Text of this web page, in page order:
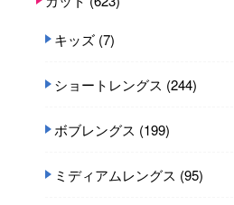
キッズ (7)
ショートレングス (244)
ボブレングス (199)
ミディアムレングス (95)